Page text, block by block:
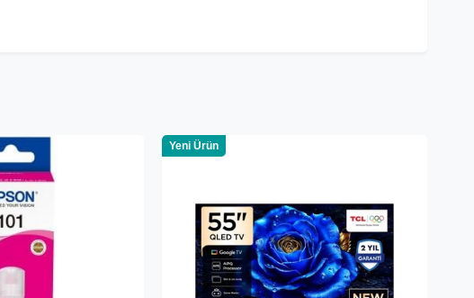
Yeni Ürün